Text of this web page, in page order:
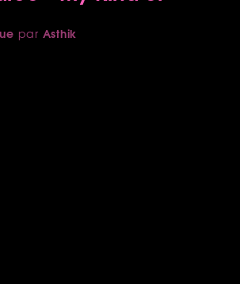
par Asthik